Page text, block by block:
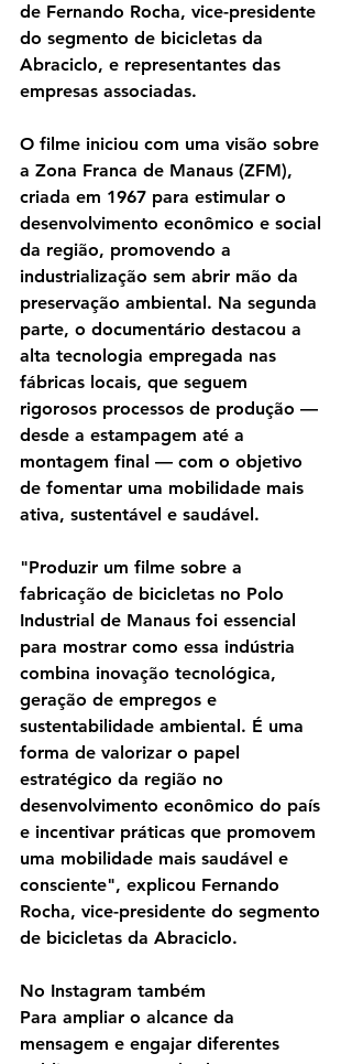
de Fernando Rocha, vice-presidente
do segmento de bicicletas da
Abraciclo, e representantes das
empresas associadas.
O filme iniciou com uma visão sobre
a Zona Franca de Manaus (ZFM),
criada em 1967 para estimular o
desenvolvimento econômico e social
da região, promovendo a
industrialização sem abrir mão da
preservação ambiental. Na segunda
parte, o documentário destacou a
alta tecnologia empregada nas
fábricas locais, que seguem
rigorosos processos de produção —
desde a estampagem até a
montagem final — com o objetivo
de fomentar uma mobilidade mais
ativa, sustentável e saudável.
"Produzir um filme sobre a
fabricação de bicicletas no Polo
Industrial de Manaus foi essencial
para mostrar como essa indústria
combina inovação tecnológica,
geração de empregos e
sustentabilidade ambiental. É uma
forma de valorizar o papel
estratégico da região no
desenvolvimento econômico do país
e incentivar práticas que promovem
uma mobilidade mais saudável e
consciente", explicou Fernando
Rocha, vice-presidente do segmento
de bicicletas da Abraciclo.
No Instagram também
Para ampliar o alcance da
mensagem e engajar diferentes